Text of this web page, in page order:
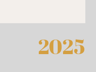
2025